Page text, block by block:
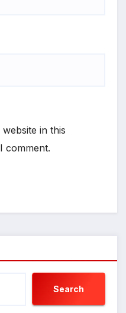
in this
comment.
Search